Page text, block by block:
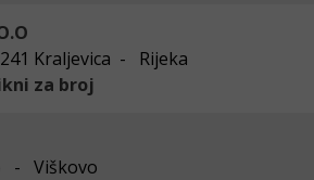
Kraljevica - Rijeka
za broj
- Viškovo